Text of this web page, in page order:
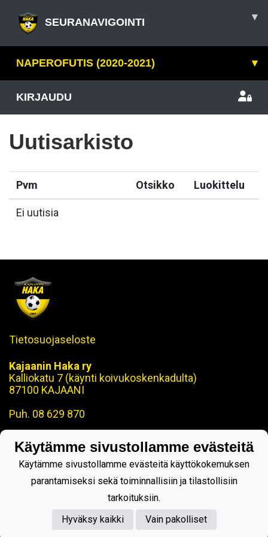
SEURANAVIGOINTI ▾
NAPEROFUTIS (2020-2021) ▾
KIRJAUDU
Uutisarkisto
Pvm Otsikko Luokittelu
Ei uutisia
Tietosuojaseloste
Kajaanin Haka ry
Kalliokatu 7 (käynti koivukoskenkadulta)
87100 KAJAANI
Puh. 08 629 870
ohjaus@kajaaninhaka.fi
Powered by
Käytämme sivustollamme evästeitä
Käytämme sivustollamme evästeitä käyttökokemuksen
parantamiseksi sekä toiminnallisiin ja tilastollisiin
tarkoituksiin.
Hyväksy kaikki
Vain pakolliset